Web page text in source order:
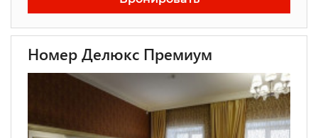
Номер Делюкс Премиум